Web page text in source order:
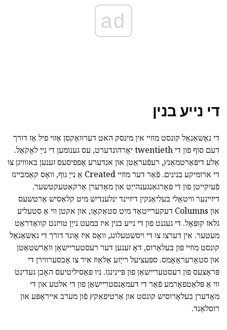
ad
די נייע בנין
די נאַשאַנאַל קונסט מוזיי אין מינסק האט דערוואַקסן אַזוי פיל אַז דורך
דעם סוף פון די twentieth יאָרהונדערט, עס גענומען די נייַ לאָקאַל.
אַלע דיפּאַרטמאַנץ, רעפֿעראַטן און אנדערע אָפפיסעס זענען באווויגן צו
די ארומיקע בנינים. פֿאַר דער מוזיי Created אַ נייַ גוף, וואָס קאַמביינז
פֿעיִקייטן פון די פאַרגאַנגענהייַט און מאָדערן אַרקאַטעקטשער.
דיזיינער וויטאַלי בעליאַנקין דיזיינד ינלענדיש מיט קלאַסיש אַרטשעס
און Columns דעקערייטאַד מיט סטאַקאָו, און אקטן ווי אַ סטעליע
גלאז קופּאָל. די געגנט פון די נייע בנין איז כּמעט נייַן טויזנט קוואַדראַט
מעטער. אין דערצו צו די ויסשטעלונג, וואָס איז אָונד דורך די נאַשאַנאַל
קונסט מוזיי פון בעלאַרוס, דאָ זענען דער רעסטעריישאַן וואַרשטאַטן
און סטאָרעראָאָמס. ספּעציעל רייַזע אַלאַוז איר צו אָבסערווירן די
פּראָצעס פון רעסטעריישאַן פון פּיינינגז. ניו פאַסיליטיעס האָבן געדינט
ווי אַ פּלאַטפאָרמע פֿאַר די דעמאַנסטריישאַן פון די אלטע און די
מאָדערן בעלאָרוסיש קונסט און אַרטיפאַקץ פֿון מערב אייראָפּע און
רוסלאַנד.